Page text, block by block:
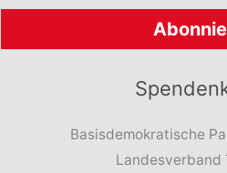
Basisdemokratische
Landesverband